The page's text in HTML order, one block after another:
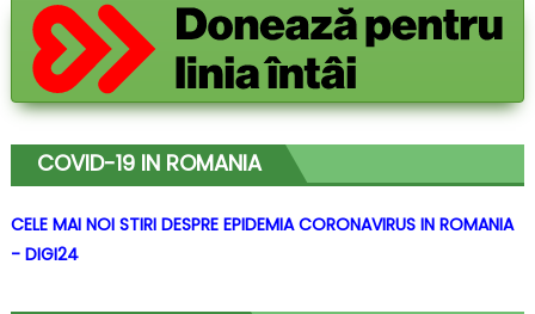
COVID-19 IN ROMANIA
CELE MAI NOI STIRI DESPRE EPIDEMIA CORONAVIRUS IN ROMANIA
- DIGI24